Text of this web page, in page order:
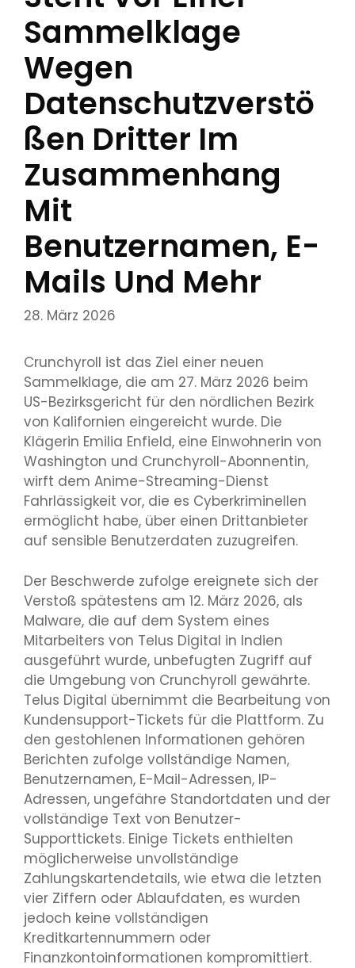
Sammelklage
Wegen
Datenschutzverstö
SSen Dritter Im
Zusammenhang
Mit
Benutzernamen, E-
Mails Und Mehr
28. März 2026
Crunchyroll ist das Ziel einer neuen
Sammelklage, die am 27. März 2026 beim
US-Bezirksgericht für den nördlichen Bezirk
von Kalifornien eingereicht wurde. Die
Klägerin Emilia Enfield, eine Einwohnerin von
Washington und Crunchyroll-Abonnentin,
wirft dem Anime-Streaming-Dienst
Fahrlässigkeit vor, die es Cyberkriminellen
ermöglicht habe, über einen Drittanbieter
auf sensible Benutzerdaten zuzugreifen.
Der Beschwerde zufolge ereignete sich der
Verstoß spätestens am 12. März 2026, als
Malware, die auf dem System eines
Mitarbeiters von Telus Digital in Indien
ausgeführt wurde, unbefugten Zugriff auf
die Umgebung von Crunchyroll gewährte.
Telus Digital übernimmt die Bearbeitung von
Kundensupport-Tickets für die Plattform. Zu
den gestohlenen Informationen gehören
Berichten zufolge vollständige Namen,
Benutzernamen, E-Mail-Adressen, IP-
Adressen, ungefähre Standortdaten und der
vollständige Text von Benutzer-
Supporttickets. Einige Tickets enthielten
möglicherweise unvollständige
Zahlungskartendetails, wie etwa die letzten
vier Ziffern oder Ablaufdaten, es wurden
jedoch keine vollständigen
Kreditkartennummern oder
Finanzkontoinformationen kompromittiert.